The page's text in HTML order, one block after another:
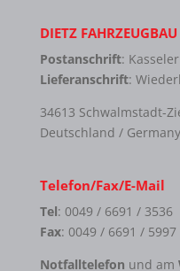
DIETZ
Postanschrift:
Lieferanschrift:
34613 Schwalmstadt-
Deutschland / Germany
Telefon/Fax/E-Mail
Tel: 0049 / 6691 / 3536
Fax: 0049 / 6691 / 5997
Notfalltelefon und am